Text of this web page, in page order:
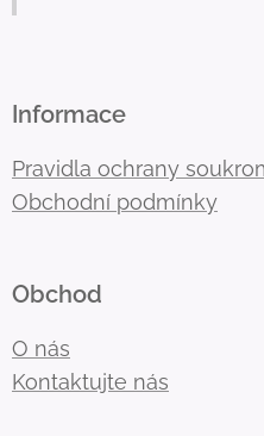
Informace
Pravidla ochrany
Obchodní podmínky
Obchod
O nás
Kontaktujte nás